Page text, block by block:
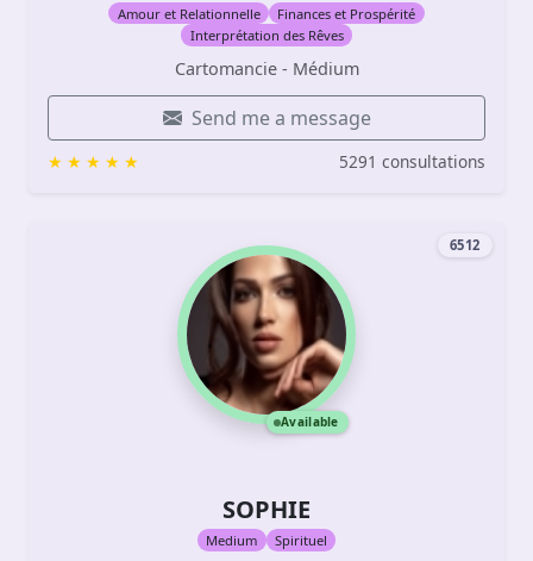
Amour et Relationnelle
Finances et Prospérité
Interprétation des Rêves
Cartomancie - Médium
Send me a message
5291 consultations
6512
Available
SOPHIE
Medium Spirituel